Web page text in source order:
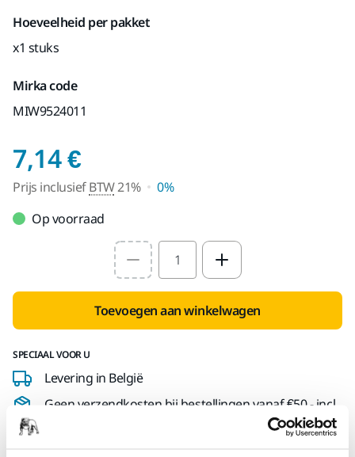
Hoeveelheid per pakket
x1 stuks
Mirka code
MIW9524011
7,14 €Prijs inclusief BTW 21%
Prijs inclusiefBTW21%
0%
Op voorraad
Select quantity value
Toevoegen aan winkelwagen
SPECIAAL VOOR U
Levering in België
Geen verzendkosten bij bestellingen vanaf €50,- incl.